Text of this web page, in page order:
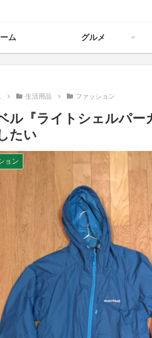
ム グルメ
生活用品 ファッション
ル『ライトシェルパー
たい
ョン